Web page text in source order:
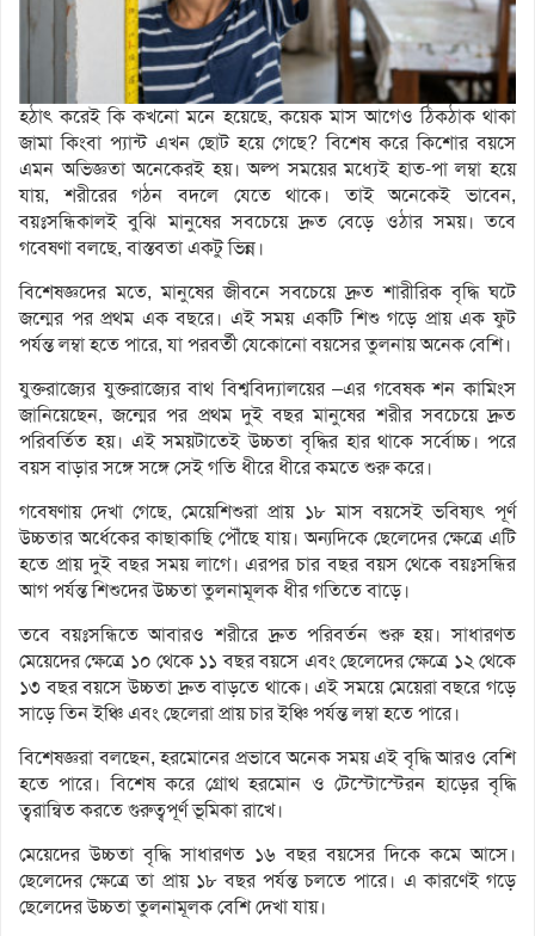
হঠাৎ করেই কি কখনো মনে হয়েছে, কয়েক মাস আগেও ঠিকঠাক থাকা
জামা কিংবা প্যান্ট এখন ছোট হয়ে গেছে? বিশেষ করে কিশোর বয়সে
এমন অভিজ্ঞতা অনেকেরই হয়। অল্প সময়ের মধ্যেই হাত-পা লম্বা হয়ে
যায়, শরীরের গঠন বদলে যেতে থাকে। তাই অনেকেই ভাবেন,
বয়ঃসন্ধিকালই বুঝি মানুষের সবচেয়ে দ্রুত বেড়ে ওঠার সময়। তবে
গবেষণা বলছে, বাস্তবতা একটু ভিন্ন।
বিশেষজ্ঞদের মতে, মানুষের জীবনে সবচেয়ে দ্রুত শারীরিক বৃদ্ধি ঘটে
জন্মের পর প্রথম এক বছরে। এই সময় একটি শিশু গড়ে প্রায় এক ফুট
পর্যন্ত লম্বা হতে পারে, যা পরবর্তী যেকোনো বয়সের তুলনায় অনেক বেশি।
যুক্তরাজ্যেরযুক্তরাজ্যের বাথ বিশ্ববিদ্যালয়ের–এর গবেষক শন কামিংস
জানিয়েছেন, জন্মের পর প্রথম দুই বছর মানুষের শরীর সবচেয়ে দ্রুত
পরিবর্তিত হয়। এই সময়টাতেই উচ্চতা বৃদ্ধির হার থাকে সর্বোচ্চ। পরে
বয়স বাড়ার সঙ্গে সঙ্গে সেই গতি ধীরে ধীরে কমতে শুরু করে।
গবেষণায় দেখা গেছে, মেয়েশিশুরা প্রায় ১৮ মাস বয়সেই ভবিষ্যৎ পূর্ণ
উচ্চতার অর্ধেকের কাছাকাছি পৌঁছে যায়। অন্যদিকে ছেলেদের ক্ষেত্রে এটি
হতে প্রায় দুই বছর সময় লাগে। এরপর চার বছর বয়স থেকে বয়ঃসন্ধির
আগ পর্যন্ত শিশুদের উচ্চতা তুলনামূলক ধীর গতিতে বাড়ে।
তবে বয়ঃসন্ধিতে আবারও শরীরে দ্রুত পরিবর্তন শুরু হয়। সাধারণত
মেয়েদের ক্ষেত্রে ১০ থেকে ১১ বছর বয়সে এবং ছেলেদের ক্ষেত্রে ১২ থেকে
১৩ বছর বয়সে উচ্চতা দ্রুত বাড়তে থাকে। এই সময়ে মেয়েরা বছরে গড়ে
সাড়ে তিন ইঞ্চি এবং ছেলেরা প্রায় চার ইঞ্চি পর্যন্ত লম্বা হতে পারে।
বিশেষজ্ঞরা বলছেন, হরমোনের প্রভাবে অনেক সময় এই বৃদ্ধি আরও বেশি
হতে পারে। বিশেষ করে গ্রোথ হরমোন ও টেস্টোস্টেরন হাড়ের বৃদ্ধি
ত্বরান্বিত করতে গুরুত্বপূর্ণ ভূমিকা রাখে।
মেয়েদের উচ্চতা বৃদ্ধি সাধারণত ১৬ বছর বয়সের দিকে কমে আসে।
ছেলেদের ক্ষেত্রে তা প্রায় ১৮ বছর পর্যন্ত চলতে পারে। এ কারণেই গড়ে
ছেলেদের উচ্চতা তুলনামূলক বেশি দেখা যায়।